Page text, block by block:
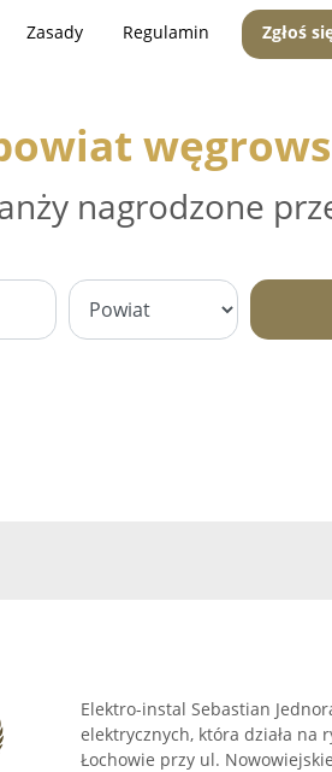
Zasady Regulamin Zgłoś
nagrodzone
Elektro-instal Sebastian
elektrycznych, która działa
Łochowie przy ul.